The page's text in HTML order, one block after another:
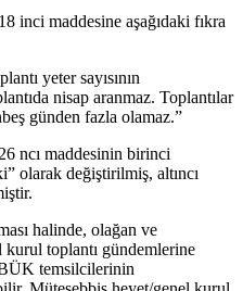
inci maddesine aşağıdaki fıkra
yeter sayısının
nisap aranmaz. Toplantılar
günden fazla olamaz.”
ncı maddesinin birinci
olarak değiştirilmiş, altıncı
halinde, olağan ve
kurul toplantı gündemlerine
temsilcilerinin